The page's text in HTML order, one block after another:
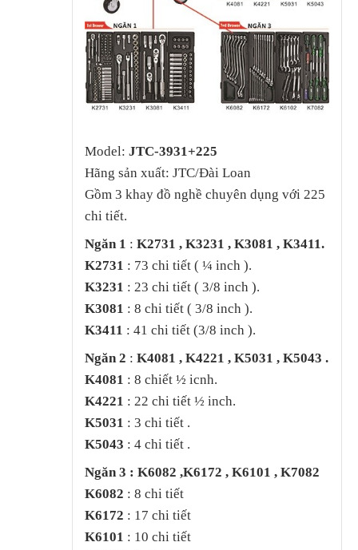
Model: JTC-3931+225
Hãng sản xuất: JTC/Đài Loan
Gồm 3 khay đồ nghề chuyên dụng với 225
chi tiết.
Ngăn 1 : K2731 , K3231 , K3081 , K3411.
K2731 : 73 chi tiết ( ¼ inch ).
K3231 : 23 chi tiết ( 3/8 inch ).
K3081 : 8 chi tiết ( 3/8 inch ).
K3411 : 41 chi tiết (3/8 inch ).
Ngăn 2 : K4081 , K4221 , K5031 , K5043 .
K4081 : 8 chiết ½ icnh.
K4221 : 22 chi tiết ½ inch.
K5031 : 3 chi tiết .
K5043 : 4 chi tiết .
Ngăn 3 : K6082 ,K6172 , K6101 , K7082
K6082 : 8 chi tiết
K6172 : 17 chi tiết
K6101 : 10 chi tiết